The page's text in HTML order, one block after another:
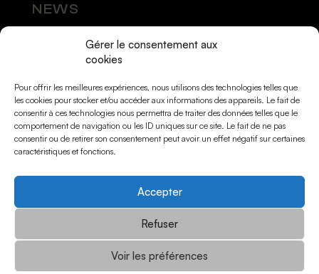
Gérer le consentement aux
cookies
Pour offrir les meilleures expériences, nous utilisons des technologies telles que
les cookies pour stocker et/ou accéder aux informations des appareils. Le fait de
consentir à ces technologies nous permettra de traiter des données telles que le
comportement de navigation ou les ID uniques sur ce site. Le fait de ne pas
consentir ou de retirer son consentement peut avoir un effet négatif sur certaines
caractéristiques et fonctions.
Accepter
Refuser
Voir les préférences
NEWS
SOCIAL MEDIA
© Momarts 2026
Politique de confidentialité